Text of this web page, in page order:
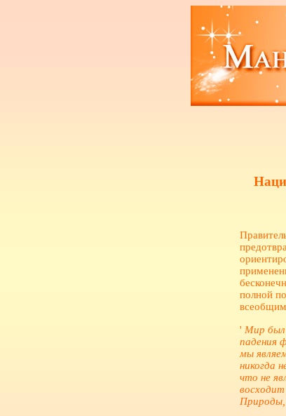
полной
' Мир был
падения
мы
никогда
что не
восходит
Природы,